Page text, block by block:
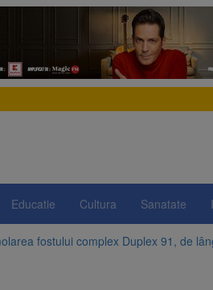
Educatie Cultura Sanatate
fostului complex Duplex 91, de
la apelul pentru reducerea consumului